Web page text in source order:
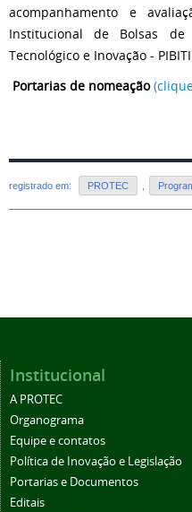
acompanhamento e
Institucional de Bolsas de
Tecnológico e Inovação - PIBITI
Portarias de nomeação
registrado em: PROTEC
Institucional
A PROTEC
Organograma
Equipe e contatos
Política de Inovação e Legislação
Portarias e Documentos
Editais